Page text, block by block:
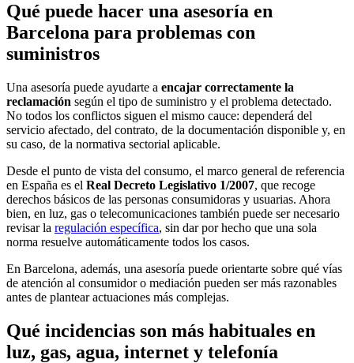
Qué puede hacer una asesoría en
Barcelona para problemas con
suministros
Una asesoría puede ayudarte a encajar correctamente la
reclamación según el tipo de suministro y el problema detectado.
No todos los conflictos siguen el mismo cauce: dependerá del
servicio afectado, del contrato, de la documentación disponible y, en
su caso, de la normativa sectorial aplicable.
Desde el punto de vista del consumo, el marco general de referencia
en España es el Real Decreto Legislativo 1/2007, que recoge
derechos básicos de las personas consumidoras y usuarias. Ahora
bien, en luz, gas o telecomunicaciones también puede ser necesario
revisar la regulación específica, sin dar por hecho que una sola
norma resuelve automáticamente todos los casos.
En Barcelona, además, una asesoría puede orientarte sobre qué vías
de atención al consumidor o mediación pueden ser más razonables
antes de plantear actuaciones más complejas.
Qué incidencias son más habituales en
luz, gas, agua, internet y telefonía